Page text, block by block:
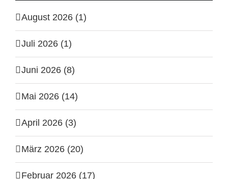
August 2026 (1)
Juli 2026 (1)
Juni 2026 (8)
Mai 2026 (14)
April 2026 (3)
März 2026 (20)
Februar 2026 (17)